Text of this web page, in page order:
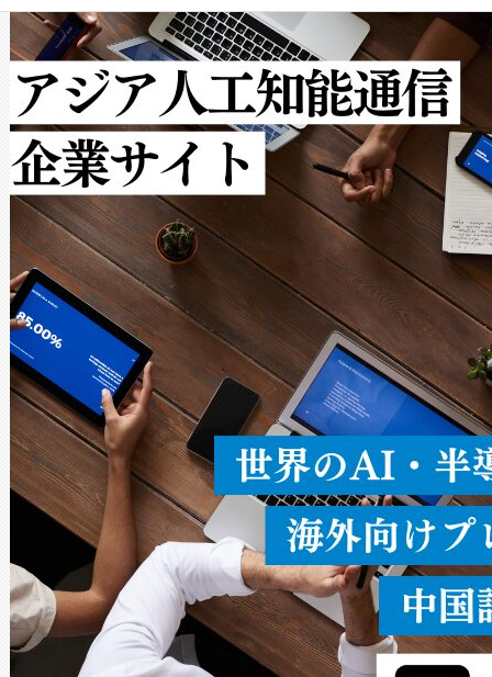
クルの各段階のデータを監視
[…]
で向上し、最大検知距離は
ットだけで最大1キロメート
ルの変電所周囲を監視でき、
作業と点群処理を簡素化でき
Avia 2は、2種類のFOVオプシ
× 80°のノーマルモード、長
ードを切り替えて使用するこ
ることなく、単一のデバイス
うにします。遠距離まで届く
密度なスキャ […]